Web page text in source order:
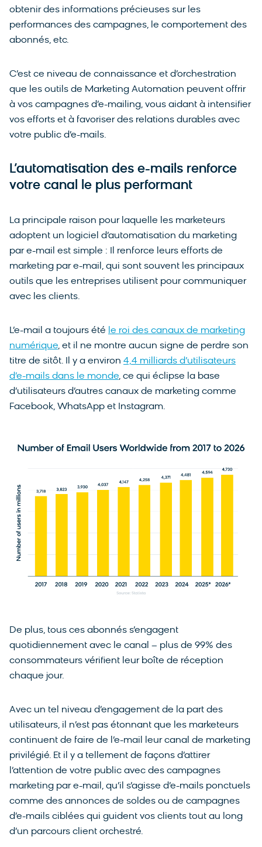
obtenir des informations précieuses sur les
performances des campagnes, le comportement des
abonnés, etc.
C’est ce niveau de connaissance et d’orchestration
que les outils de Marketing Automation peuvent offrir
à vos campagnes d’e-mailing, vous aidant à intensifier
vos efforts et à favoriser des relations durables avec
votre public d’e-mails.
L’automatisation des e-mails renforce
votre canal le plus performant
La principale raison pour laquelle les marketeurs
adoptent un logiciel d’automatisation du marketing
par e-mail est simple : Il renforce leurs efforts de
marketing par e-mail, qui sont souvent les principaux
outils que les entreprises utilisent pour communiquer
avec les clients.
L’e-mail a toujours été le roi des canaux de marketing
numérique, et il ne montre aucun signe de perdre son
titre de sitôt. Il y a environ 4,4 milliards d’utilisateurs
d’e-mails dans le monde, ce qui éclipse la base
d’utilisateurs d’autres canaux de marketing comme
Facebook, WhatsApp et Instagram.
De plus, tous ces abonnés s’engagent
quotidiennement avec le canal – plus de 99% des
consommateurs vérifient leur boîte de réception
chaque jour.
Avec un tel niveau d’engagement de la part des
utilisateurs, il n’est pas étonnant que les marketeurs
continuent de faire de l’e-mail leur canal de marketing
privilégié. Et il y a tellement de façons d’attirer
l’attention de votre public avec des campagnes
marketing par e-mail, qu’il s’agisse d’e-mails ponctuels
comme des annonces de soldes ou de campagnes
d’e-mails ciblées qui guident vos clients tout au long
d’un parcours client orchestré.